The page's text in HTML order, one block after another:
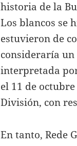
historia de la
Los blancos se
estuvieron de
consideraría un
interpretada
el 11 de
División, con
En tanto, Rede